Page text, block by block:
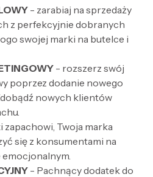
- zarabiaj na sprzedaży
z perfekcyjnie dobranych
swojej marki na butelce i
- rozszerz swój
poprzez dodanie nowego
nowych klientów
zapachowi, Twoja marka
się z konsumentami na
- Pachnący dodatek do